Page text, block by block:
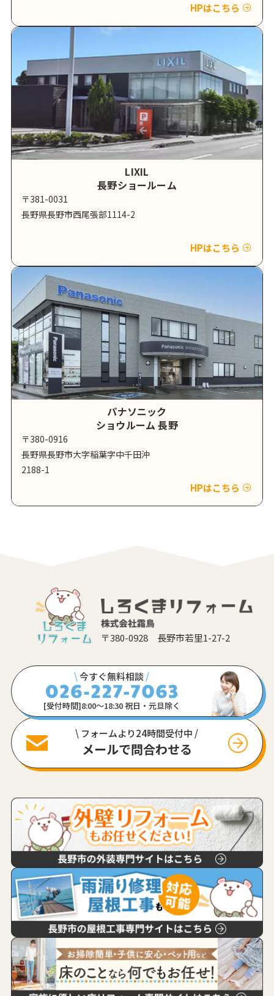
HPはこちら
LIXIL
長野ショールーム
〒381-0031
長野県長野市西尾張部1114-2
HPはこちら
パナソニック
ショウルーム 長野
〒380-0916
長野県長野市大字稲葉字中千田沖
2188-1
HPはこちら
〒380-0928 長野市若里1-27-2
\今すぐ無料相談 /
[受付時間]8:00〜18:30 祝日・元旦除く
\ フォームより24時間受付中 /
メールで問合わせる